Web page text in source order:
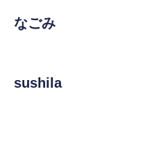
なごみ
sushila